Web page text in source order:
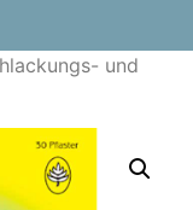
und